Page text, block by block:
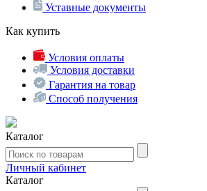
Уставные документы
Как купить
Условия оплаты
Условия доставки
Гарантия на товар
Способ получения
Каталог
Личный кабинет
Каталог